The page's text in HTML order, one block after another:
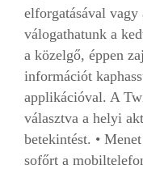
elforgatásával vagy
válogathatunk a
a közelgő, éppen
információt
applikációval. A
választva a helyi
betekintést. •
sofőrt a